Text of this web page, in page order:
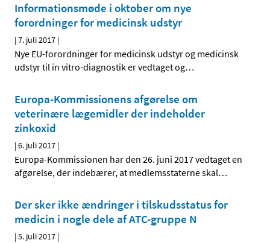
Informationsmøde i oktober om nye
forordninger for medicinsk udstyr
|7. juli 2017 |
Nye EU-forordninger for medicinsk udstyr og medicinsk
udstyr til in vitro-diagnostik er vedtaget og…
Europa-Kommissionens afgørelse om
veterinære lægemidler der indeholder
zinkoxid
|6. juli 2017 |
Europa-Kommissionen har den 26. juni 2017 vedtaget en
afgørelse, der indebærer, at medlemsstaterne skal…
Der sker ikke ændringer i tilskudsstatus for
medicin i nogle dele af ATC-gruppe N
|5. juli 2017 |